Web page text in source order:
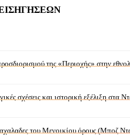
της «Περιοχής» στην
σχέσεις και ιστορική εξέλιξη στα
του Μενοικίου όρους (Μποζ